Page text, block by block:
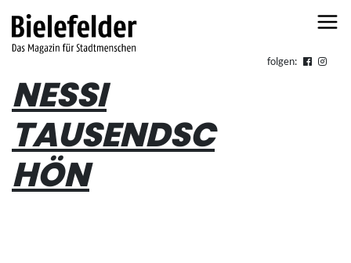
folgen:
NESSI
TAUSENDSC
HÖN